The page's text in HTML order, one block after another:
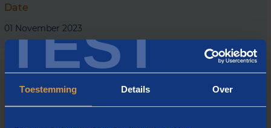
TEST
Toestemming Details Over
Date
01 November 2023